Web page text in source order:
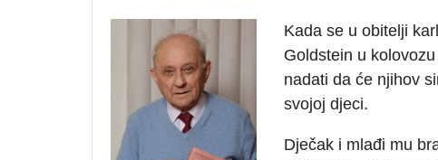
Kada se u obitelji
Goldstein u
nadati da će njihov
svojoj djeci.
Dječak i mlađi mu